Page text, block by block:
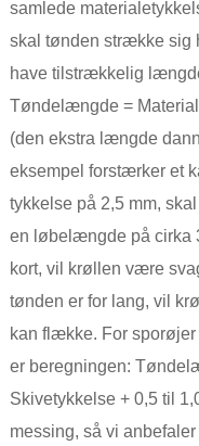
samlede
skal tønden strække sig
have tilstrækkelig
Tøndelængde =
(den ekstra længde
eksempel forstærker et
tykkelse på 2,5 mm,
en løbelængde på cirka
kort, vil krøllen være
tønden er for lang, vil
kan flække. For sporøjer
er beregningen:
Skivetykkelse + 0,5 til
messing, så vi